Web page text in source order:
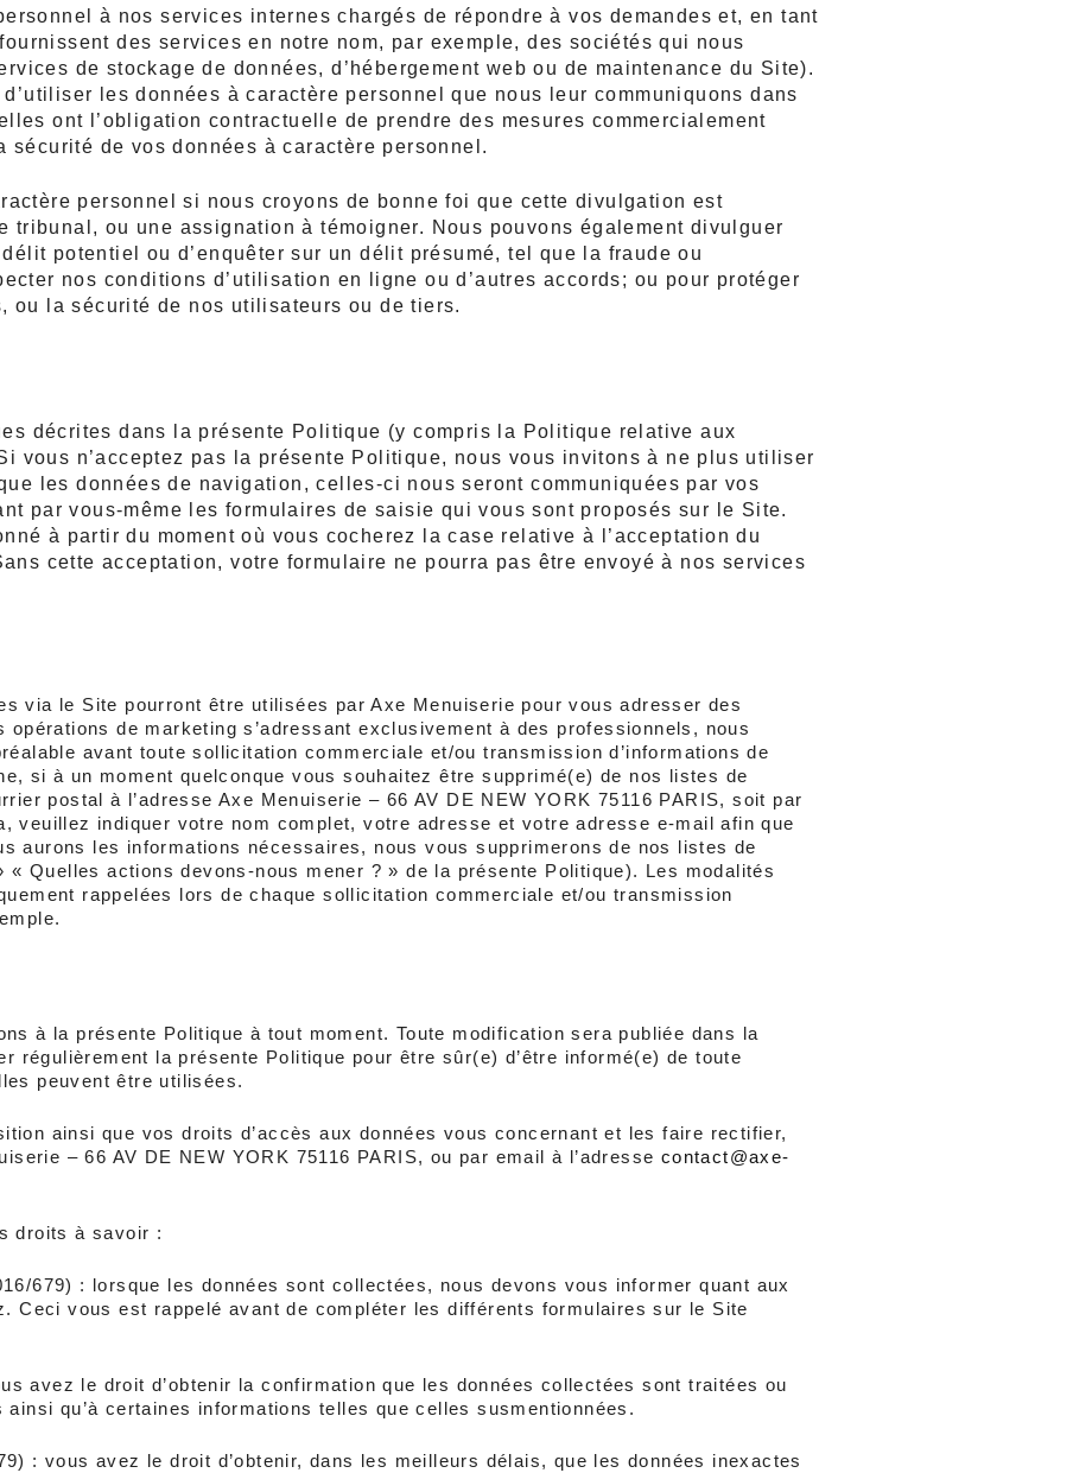
à nos services internes chargés de répondre à vos demandes et, en tant
des services en notre nom, par exemple, des sociétés qui nous
de stockage de données, d’hébergement web ou de maintenance du Site).
les données à caractère personnel que nous leur communiquons dans
ont l’obligation contractuelle de prendre des mesures commercialement
de vos données à caractère personnel.
personnel si nous croyons de bonne foi que cette divulgation est
ou une assignation à témoigner. Nous pouvons également divulguer
potentiel ou d’enquêter sur un délit présumé, tel que la fraude ou
nos conditions d’utilisation en ligne ou d’autres accords; ou pour protéger
ou la sécurité de nos utilisateurs ou de tiers.
décrites dans la présente Politique (y compris la Politique relative aux
vous n’acceptez pas la présente Politique, nous vous invitons à ne plus utiliser
les données de navigation, celles-ci nous seront communiquées par vos
par vous-même les formulaires de saisie qui vous sont proposés sur le Site.
à partir du moment où vous cocherez la case relative à l’acceptation du
cette acceptation, votre formulaire ne pourra pas être envoyé à nos services
via le Site pourront être utilisées par Axe Menuiserie pour vous adresser des
de marketing s’adressant exclusivement à des professionnels, nous
avant toute sollicitation commerciale et/ou transmission d’informations de
si à un moment quelconque vous souhaitez être supprimé(e) de nos listes de
postal à l’adresse Axe Menuiserie – 66 AV DE NEW YORK 75116 PARIS, soit par
veuillez indiquer votre nom complet, votre adresse et votre adresse e-mail afin que
aurons les informations nécessaires, nous vous supprimerons de nos listes de
Quelles actions devons-nous mener ? » de la présente Politique). Les modalités
rappelées lors de chaque sollicitation commerciale et/ou transmission
à la présente Politique à tout moment. Toute modification sera publiée dans la
régulièrement la présente Politique pour être sûr(e) d’être informé(e) de toute
peuvent être utilisées.
ainsi que vos droits d’accès aux données vous concernant et les faire rectifier,
– 66 AV DE NEW YORK 75116 PARIS, ou par email à l’adresse contact@axe-
droits à savoir :
679) : lorsque les données sont collectées, nous devons vous informer quant aux
Ceci vous est rappelé avant de compléter les différents formulaires sur le Site
avez le droit d’obtenir la confirmation que les données collectées sont traitées ou
qu’à certaines informations telles que celles susmentionnées.
: vous avez le droit d’obtenir, dans les meilleurs délais, que les données inexactes